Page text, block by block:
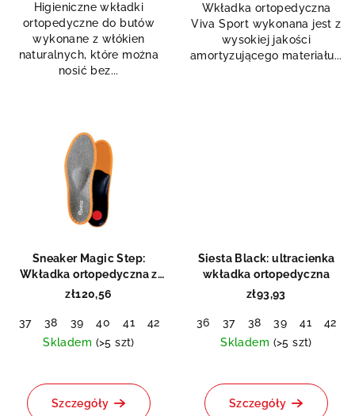
na
5
gwiazdek.
Higieniczne wkładki
ortopedyczne do butów
wykonane z włókien
naturalnych, które można
nosić bez...
na
5
gwiazdek.
Wkładka ortopedyczna
Viva Sport wykonana jest z
wysokiej jakości
amortyzującego materiału...
Sneaker Magic Step:
Wkładka ortopedyczna z
pianką memory
zł120,56
37 38 39 40 41 42 44 45 46 47
48
Skladem (>5 szt)
ocena
produktu
Szczegóły
Siesta Black: ultracienka
wkładka ortopedyczna
zł93,93
36 37 38 39 41 42
Skladem (>5 szt)
Szczegóły